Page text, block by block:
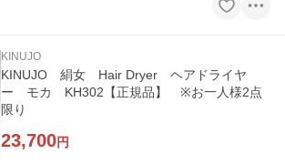
KINUJO
KINUJO 絹女 Hair Dryer ヘアドライヤ
ー モカ KH302【正規品】 ※お一人様2点
限り
23,700円